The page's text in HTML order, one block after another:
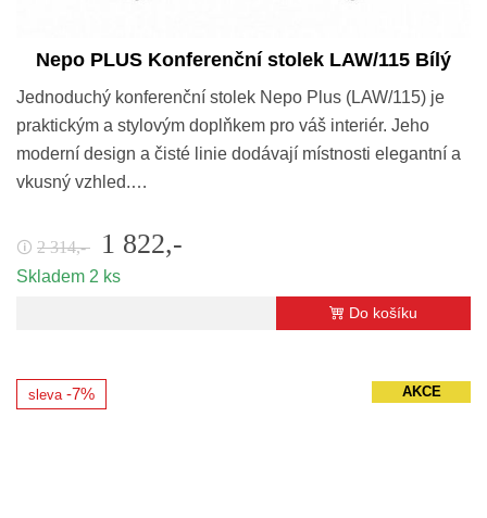
Nepo PLUS Konferenční stolek LAW/115 Bílý
Jednoduchý konferenční stolek Nepo Plus (LAW/115) je
praktickým a stylovým doplňkem pro váš interiér. Jeho
moderní design a čisté linie dodávají místnosti elegantní a
vkusný vzhled.…
🛈 2 314,- 1 822,-
Skladem 2 ks
Do košíku
AKCE
sleva -7%